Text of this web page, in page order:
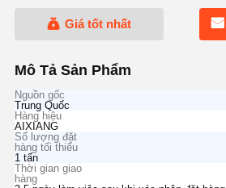
Giá tốt nhất
Mô Tả Sản Phẩm
Nguồn gốc
Trung Quốc
Hàng hiệu
AIXIANG
Số lượng đặt
hàng tối thiểu
1 tấn
Thời gian giao
hàng